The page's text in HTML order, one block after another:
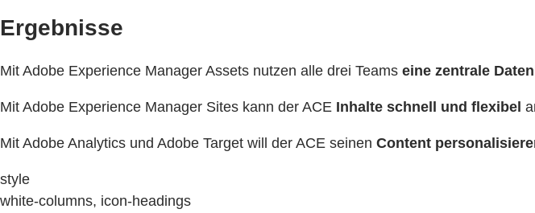
Ergebnisse
Mit Adobe Experience Manager Assets nutzen alle drei Teams eine zentrale
Mit Adobe Experience Manager Sites kann der ACE Inhalte schnell und flexibel
Mit Adobe Analytics und Adobe Target will der ACE seinen Content
style
white-columns, icon-headings